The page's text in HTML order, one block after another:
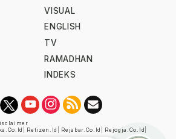
VISUAL
ENGLISH
TV
RAMADHAN
INDEKS
Retizen.id Rejabar.co.id Rejogja.co.id